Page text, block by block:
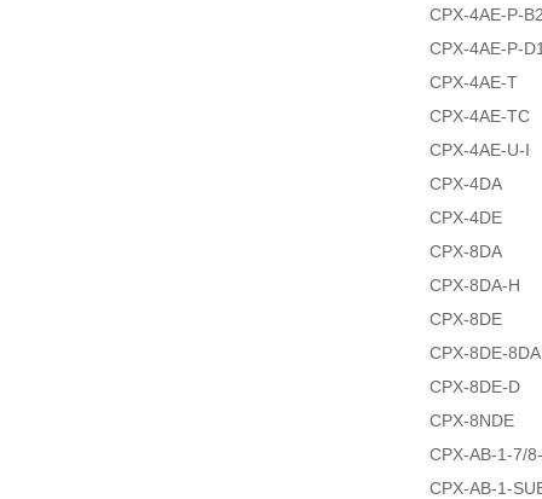
CPX-4AE-P-
CPX-4AE-P-
CPX-4AE-T
CPX-4AE-TC
CPX-4AE-U-I
CPX-4DA
CPX-4DE
CPX-8DA
CPX-8DA-H
CPX-8DE
CPX-8DE-8DA
CPX-8DE-D
CPX-8NDE
CPX-AB-1-7/
CPX-AB-1-